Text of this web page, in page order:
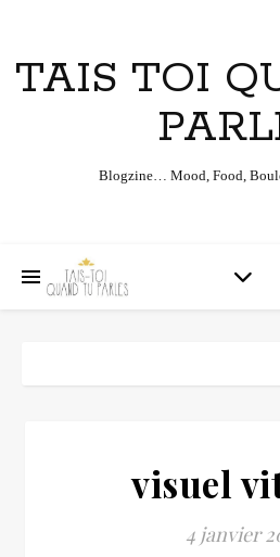
TAIS TOI
Blogzine… Mood, Food,
visuel
4 janvier